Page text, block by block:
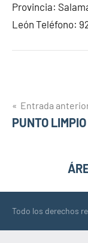
Provincia:
León Teléfono:
de
Entrada
PUNTO
Todo los derechos